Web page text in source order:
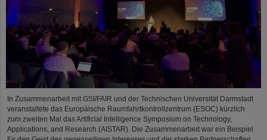
In Zusammenarbeit mit GSI/FAIR und der Technischen Universität Darmstadt
veranstaltete das Europäische Raumfahrtkontrollzentrum (ESOC) kürzlich
zum zweiten Mal das Artificial Intelligence Symposium on Technology,
Applications, and Research (AISTAR). Die Zusammenarbeit war ein Beispiel